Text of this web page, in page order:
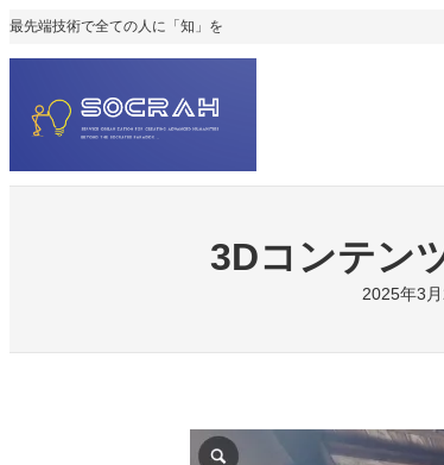
内
プ
最先端技術で全ての人に「知」を
3Dコンテン
2025年3